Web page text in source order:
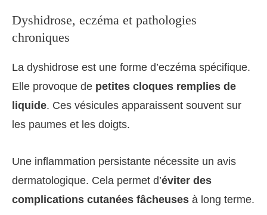
Dyshidrose, eczéma et pathologies
chroniques
La dyshidrose est une forme d’eczéma spécifique.
Elle provoque de petites cloques remplies de
liquide. Ces vésicules apparaissent souvent sur
les paumes et les doigts.
Une inflammation persistante nécessite un avis
dermatologique. Cela permet d’éviter des
complications cutanées fâcheuses à long terme.